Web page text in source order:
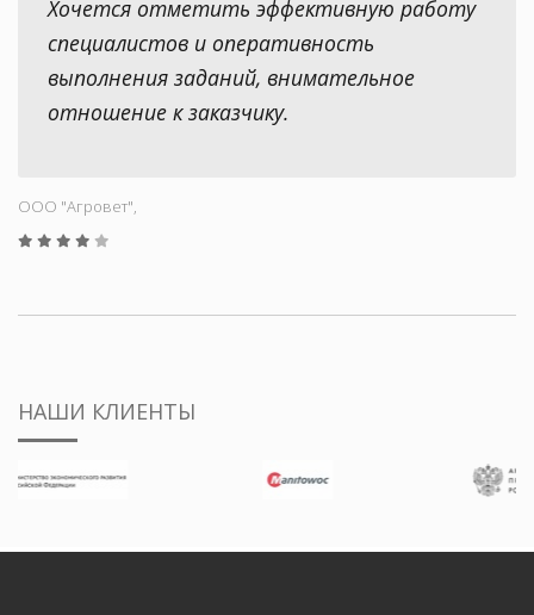
Хочется отметить эффективную работу
специалистов и оперативность
выполнения заданий, внимательное
отношение к заказчику.
ООО "Aгровет",
НАШИ КЛИЕНТЫ